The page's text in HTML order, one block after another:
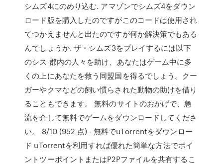
シムズ4にのめり込む. アマゾンでシムズ4をダウン
ロード版を購入したのですがこのコードは使用され
てつかえませんと出たのですが何か解決策でもある
んでしょうか. ザ・シムズ3をプレイするには以下
のシス 郡内の人々を助け、あなたはゲーム中に多
くの上にあなたを救う同盟国を得るでしょう。クー
ガーやクマなどの飼い慣らされた動物の助けを借り
ることもできます。 無料のサイトのおかげで、急
流を介して無料でゲームをダウンロードしてくださ
い。 8/10 (952 点) - 無料でuTorrentをダウンロー
ド uTorrentを利用すれば優れた簡単な方法でポイ
ントツーポイントまたはP2Pファイルを共有するこ